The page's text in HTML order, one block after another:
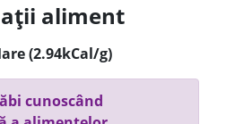
aliment
(2.94kCal/g)
cunoscând